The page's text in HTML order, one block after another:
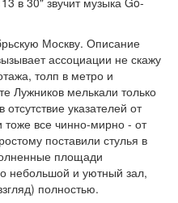
Москву. Описание
ассоциации не скажу
толп в метро и
Лужников мелькали только
указателей от
тоже все чинно-мирно - от
поставили стулья в
площади
небольшой и уютный зал,
полностью.